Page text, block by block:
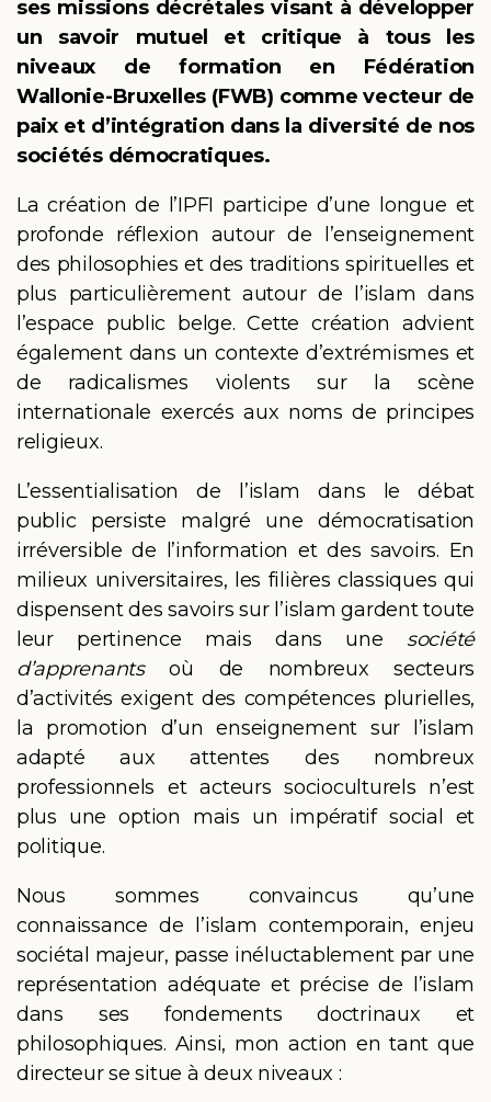
ses missions décrétales visant à développer
un savoir mutuel et critique à tous les
niveaux de formation en Fédération
Wallonie-Bruxelles (FWB) comme vecteur de
paix et d’intégration dans la diversité de nos
sociétés démocratiques.
La création de l’IPFI participe d’une longue et
profonde réflexion autour de l’enseignement
des philosophies et des traditions spirituelles et
plus particulièrement autour de l’islam dans
l’espace public belge. Cette création advient
également dans un contexte d’extrémismes et
de radicalismes violents sur la scène
internationale exercés aux noms de principes
religieux.
L’essentialisation de l’islam dans le débat
public persiste malgré une démocratisation
irréversible de l’information et des savoirs. En
milieux universitaires, les filières classiques qui
dispensent des savoirs sur l’islam gardent toute
leur pertinence mais dans une société
d’apprenantsoù de nombreux secteurs
d’activités exigent des compétences plurielles,
la promotion d’un enseignement sur l’islam
adapté aux attentes des nombreux
professionnels et acteurs socioculturels n’est
plus une option mais un impératif social et
politique.
Nous sommes convaincus qu’une
connaissance de l’islam contemporain, enjeu
sociétal majeur, passe inéluctablement par une
représentation adéquate et précise de l’islam
dans ses fondements doctrinaux et
philosophiques. Ainsi, mon action en tant que
directeur se situe à deux niveaux :